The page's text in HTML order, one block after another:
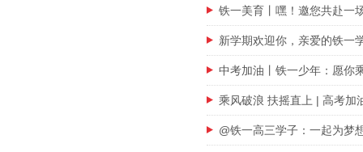
铁一美育丨嘿！邀您共赴一
新学期欢迎你，亲爱的铁一
中考加油丨铁一少年：愿你
乘风破浪 扶摇直上 | 高考加
@铁一高三学子：一起为梦